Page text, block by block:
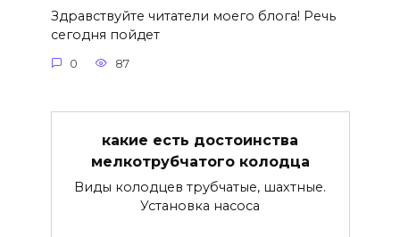
Здравствуйте читатели моего блога! Речь
сегодня пойдет
0 87
какие есть достоинства
мелкотрубчатого колодца
Виды колодцев трубчатые, шахтные.
Установка насоса